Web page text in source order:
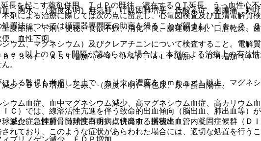
長を起こす薬剤併用、ＴｄＰの既往、潜在するＱＴ延長、うっ血性心
剤による治療に際しては次の点に留意し、心電図検査及び血清電解質
置法については循環器専門医の助言を得ることが望ましい〔１．２、
ム、マグネシウム）及びクレアチニンについて検査すること。電解
ｅｃ以上のＱＴｃ間隔が認められた場合は、本剤による治療上の有益
る監視も考慮した上で、カリウム濃度を４ｍＥｑ／Ｌ以上、マグネ
）では、線溶活性亢進を伴う致命的出血傾向（脳出血、肺出血等）
また、急性前骨髄球性白血病に併発する播種性血管内凝固症候群（Ｄ
れており、このような症状があらわれた場合には、適切な処置を行うこ
胸水、（頻度不明）無気肺、呼吸困難増悪、低酸素症、胸膜痛、頻
部痛、下痢、便秘、食欲不振、消化不良、腸運動過剰、口唇乾燥、
、血性下痢。
３％）、ＡＳＴ増加（２４．０％）、ＡＬＰ増加、ＬＤＨ増加（１
、ＢＵＮ増加、乏尿、（頻度不明）着色尿、尿中蛋白陽性。
ム血症、血中マグネシウム減少、高マグネシウム血症、高カリウム血
減少症、脾腫、（頻度不明）点状出血、斑状出血。
ブリノゲン減少、ＦＤＰ増加。
。